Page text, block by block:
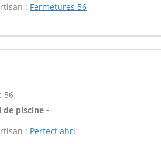
: Fermetures 56
56
de piscine -
: Perfect abri